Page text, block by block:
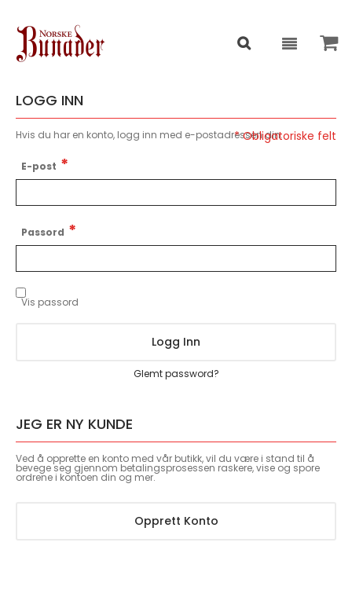
LOGG INN
Hvis du har en konto, logg inn med e-postadressen din.
E-post
Passord
Vis passord
Logg Inn
Glemt password?
JEG ER NY KUNDE
Ved å opprette en konto med vår butikk, vil du være i stand til å
bevege seg gjennom betalingsprosessen raskere, vise og spore
ordrene i kontoen din og mer.
Opprett Konto